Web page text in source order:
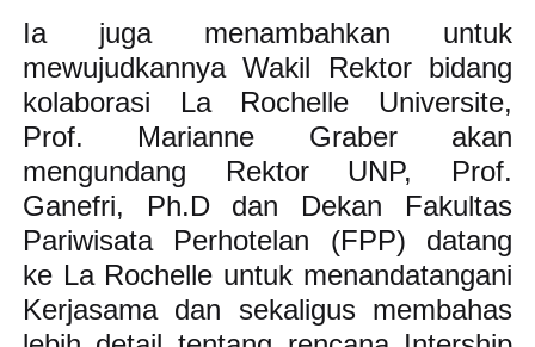
Ia juga menambahkan untuk
mewujudkannya Wakil Rektor bidang
kolaborasi La Rochelle Universite,
Prof. Marianne Graber akan
mengundang Rektor UNP, Prof.
Ganefri, Ph.D dan Dekan Fakultas
Pariwisata Perhotelan (FPP) datang
ke La Rochelle untuk menandatangani
Kerjasama dan sekaligus membahas